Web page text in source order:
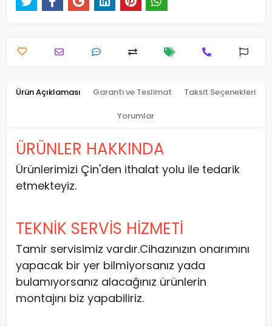
Ürün Açıklaması Garanti ve Teslimat Taksit Seçenekleri
Yorumlar
ÜRÜNLER HAKKINDA
Ürünlerimizi Çin'den ithalat yolu ile tedarik
etmekteyiz.
TEKNİK SERVİS HİZMETİ
Tamir servisimiz vardır.Cihazınızın onarımını
yapacak bir yer bilmiyorsanız yada
bulamıyorsanız alacağınız ürünlerin
montajını biz yapabiliriz.